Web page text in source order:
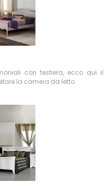
con testiera, ecco qui il
la camera da letto.